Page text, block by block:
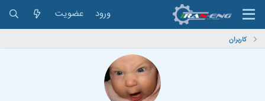
ورود عضویت
کاربران